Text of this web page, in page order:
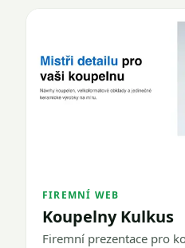
FIREMNÍ WEB
Koupelny Kulkus
Firemní prezentace pro